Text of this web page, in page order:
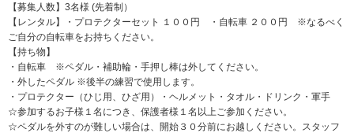
【募集人数】3名様 (先着制）
【レンタル】・プロテクターセット １００円 ・自転車 ２００円 ※なるべく
ご自分の自転車をお持ちください。
【持ち物】
・自転車 ※ペダル・補助輪・手押し棒は外してください。
・外したペダル ※後半の練習で使用します。
・プロテクター（ひじ用、ひざ用）・ヘルメット・タオル・ドリンク・軍手
☆参加するお子様１名につき、保護者様１名以上ご参加ください。
☆ペダルを外すのが難しい場合は、開始３０分前にお越しください。スタッフ